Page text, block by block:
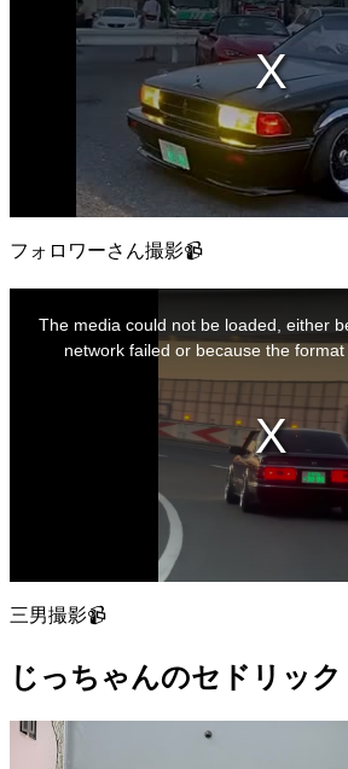
フォロワーさん撮影📹
The media could not be loaded, either
network failed or because the
三男撮影📹
じっちゃんのセドリック